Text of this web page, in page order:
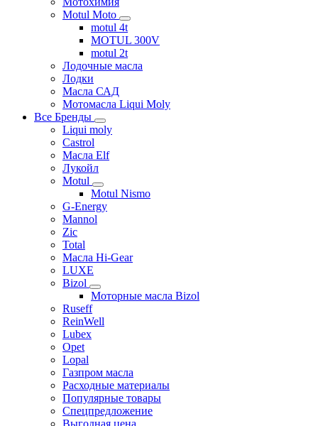
Motul Moto
motul 4t
MOTUL 300V
motul 2t
Лодочные масла
Лодки
Масла САД
Мотомасла Liqui Moly
Все Бренды
Liqui moly
Castrol
Масла Elf
Лукойл
Motul
Motul Nismo
G-Energy
Mannol
Zic
Total
Масла Hi-Gear
LUXE
Bizol
Моторные масла Bizol
Ruseff
ReinWell
Lubex
Opet
Lopal
Газпром масла
Расходные материалы
Популярные товары
Спецпредложение
Выгодная цена